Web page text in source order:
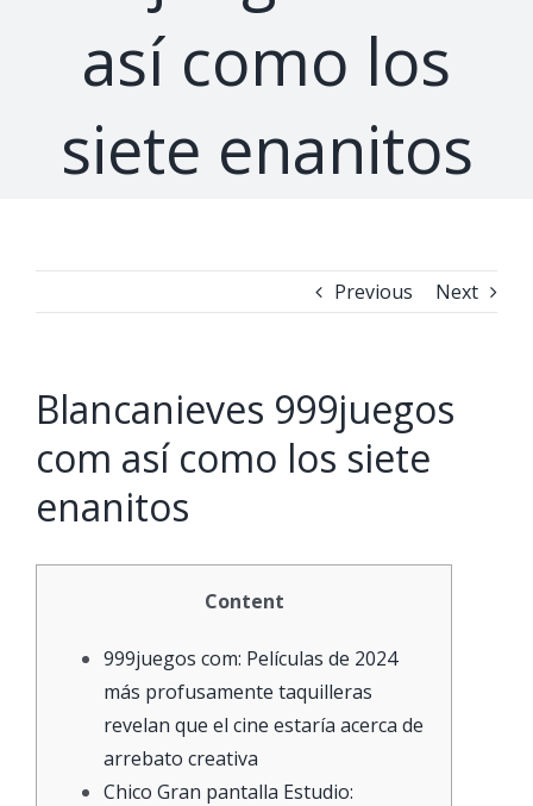
así­ como los
siete enanitos
Previous Next
Blancanieves 999juegos
com así­ como los siete
enanitos
Content
999juegos com: Películas de 2024
más profusamente taquilleras
revelan que el cine estaría acerca de
arrebato creativa
Chico Gran pantalla Estudio: